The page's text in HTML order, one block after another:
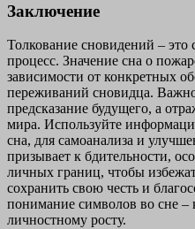
Заключение
Толкование сновидений –
процесс. Значение сна о
зависимости от конкретных
переживаний сновидца.
предсказание будущего, а
мира. Используйте
сна, для самоанализа и
призывает к бдительности,
личных границ, чтобы
сохранить свою честь и
понимание символов во сне
личностному росту.